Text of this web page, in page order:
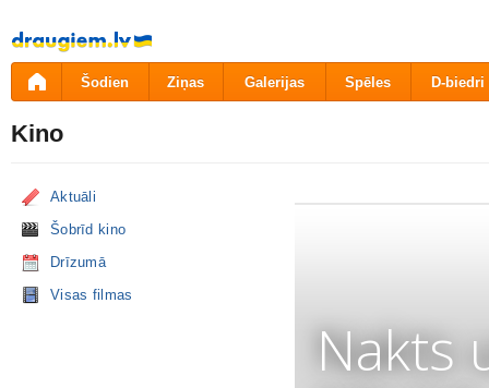
Pāriet
uz
saturu
Šodien Ziņas Galerijas Spēles D-biedri
Kino
Aktuāli
Šobrīd kino
Drīzumā
Visas filmas
Nakts